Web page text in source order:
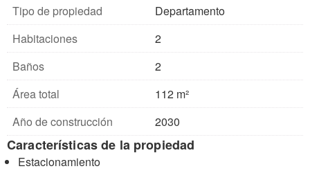
Tipo de propiedad
Departamento
Habitaciones
2
Baños
2
Área total
112 m²
Año de construcción
2030
Características de la propiedad
Estacionamiento